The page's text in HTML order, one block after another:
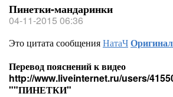
Пинетки-мандаринки
04-11-2015 06:36
Это цитата сообщенияНатаЧ
Перевод пояснений к видео
http://www.liveinternet.ru/users/
""ПИНЕТКИ"